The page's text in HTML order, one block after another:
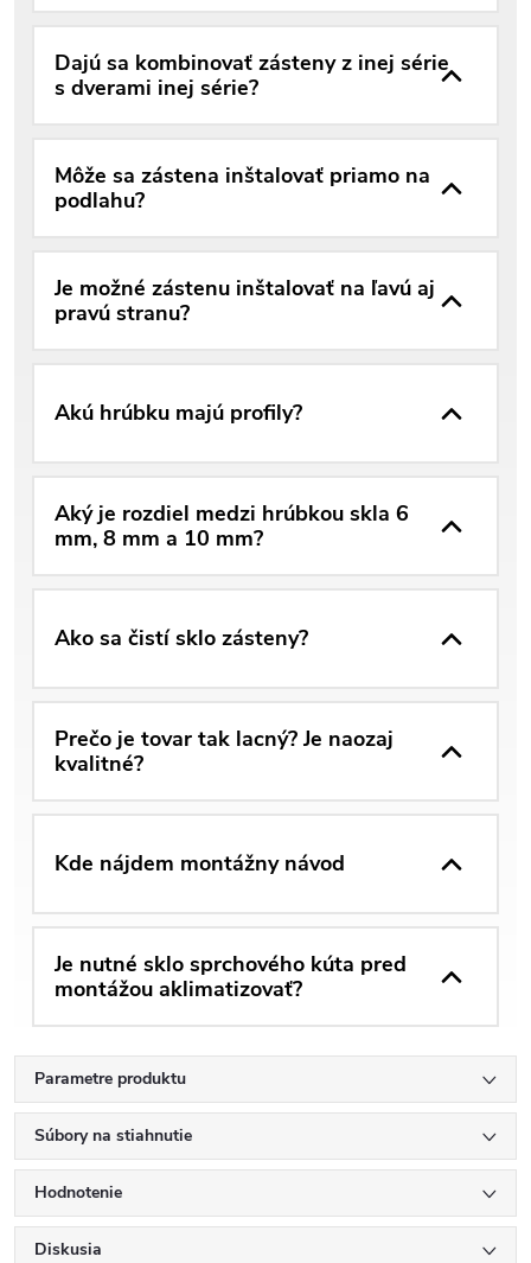
Dajú sa kombinovať zásteny z inej série
s dverami inej série?
Môže sa zástena inštalovať priamo na
podlahu?
Je možné zástenu inštalovať na ľavú aj
pravú stranu?
Akú hrúbku majú profily?
Aký je rozdiel medzi hrúbkou skla 6
mm, 8 mm a 10 mm?
Ako sa čistí sklo zásteny?
Prečo je tovar tak lacný? Je naozaj
kvalitné?
Kde nájdem montážny návod
Je nutné sklo sprchového kúta pred
montážou aklimatizovať?
Parametre produktu
Súbory na stiahnutie
Hodnotenie
Diskusia